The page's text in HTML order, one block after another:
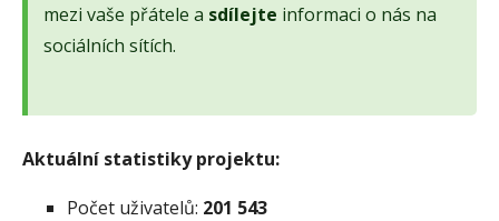
mezi vaše přátele a sdílejte informaci o nás na
sociálních sítích.
Aktuální statistiky projektu:
Počet uživatelů: 201 543